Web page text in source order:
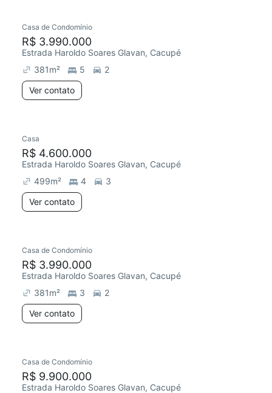
Redecorar
Casa de Condomínio
R$ 3.990.000
Estrada Haroldo Soares Glavan, Cacupé
381m² 5
2
Ver contato
Casa
R$ 4.600.000
Estrada Haroldo Soares Glavan, Cacupé
499m² 4
3
Ver contato
Casa de Condomínio
R$ 3.990.000
Estrada Haroldo Soares Glavan, Cacupé
381m² 3
2
Ver contato
Casa de Condomínio
R$ 9.900.000
Estrada Haroldo Soares Glavan, Cacupé